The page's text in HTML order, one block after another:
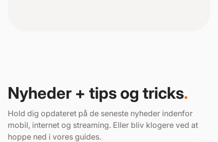
Nyheder + tips og tricks.
Hold dig opdateret på de seneste nyheder indenfor
mobil, internet og streaming. Eller bliv klogere ved at
hoppe ned i vores guides.